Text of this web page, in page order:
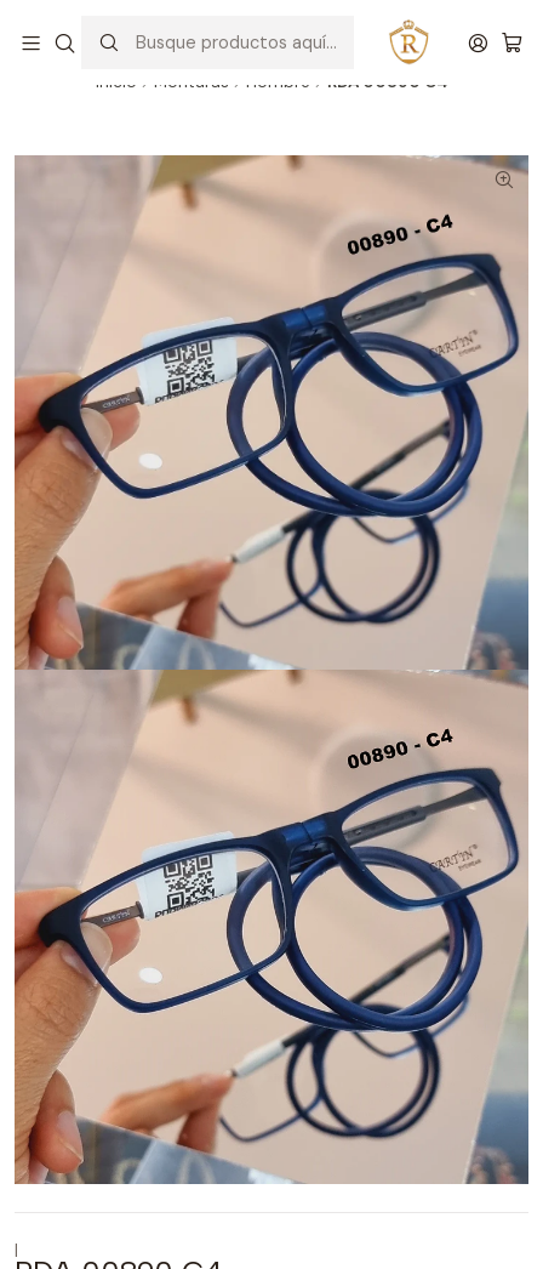
WhatsApp
Inicio Monturas Hombre RDA 00890 C4
|